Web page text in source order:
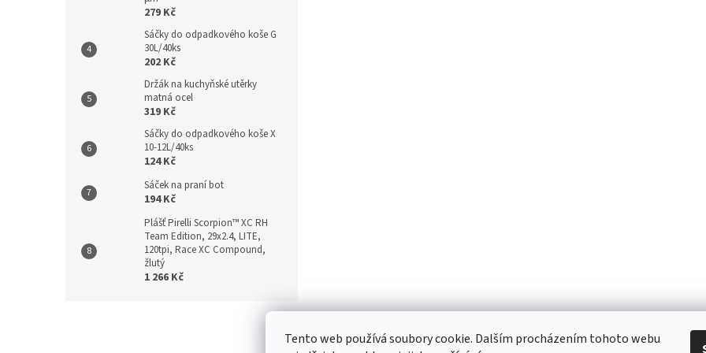
Tento web používá soubory cookie. Dalším procházením tohoto webu
279 Kč
Sáčky do odpadkového koše G
30L/40ks
202 Kč
Držák na kuchyňské utěrky
matná ocel
319 Kč
Sáčky do odpadkového koše X
10-12L/40ks
124 Kč
Sáček na praní bot
194 Kč
Plášť Pirelli Scorpion™ XC RH
Team Edition, 29x2.4, LITE,
120tpi, Race XC Compound,
žlutý
1 266 Kč
Kontakt / Obchodní podmínky / Ochrana osobních údajů / Reklamace / Výměna,